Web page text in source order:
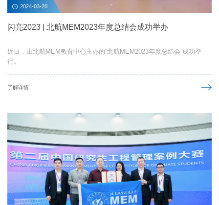
2024-03-20
闪亮2023 | 北航MEM2023年度总结会成功举办
近日，由北航MEM教育中心主办的“北航MEM2023年度总结会”成功举
行。
了解详情